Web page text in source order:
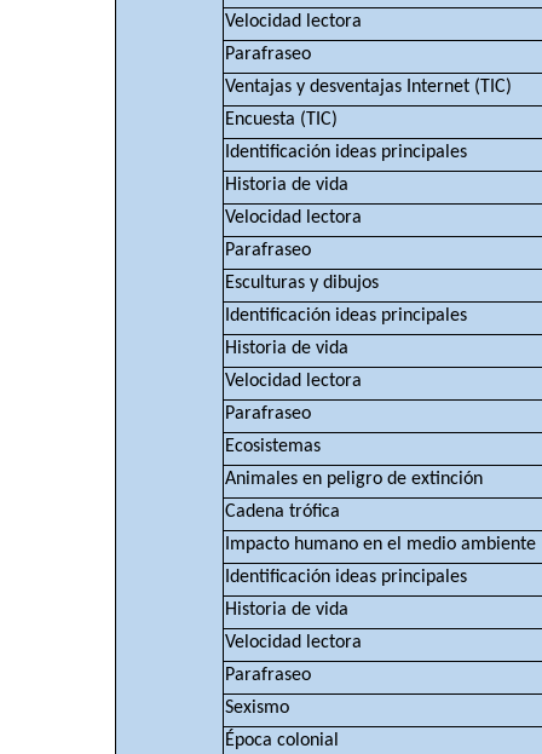
Velocidad lectora
Parafraseo
Ventajas y desventajas Internet (TIC)
Encuesta (TIC)
Identificación ideas principales
Historia de vida
Velocidad lectora
Parafraseo
Esculturas y dibujos
Identificación ideas principales
Historia de vida
Velocidad lectora
Parafraseo
Ecosistemas
Animales en peligro de extinción
Cadena trófica
Impacto humano en el medio ambiente
Identificación ideas principales
Historia de vida
Velocidad lectora
Parafraseo
Sexismo
Época colonial